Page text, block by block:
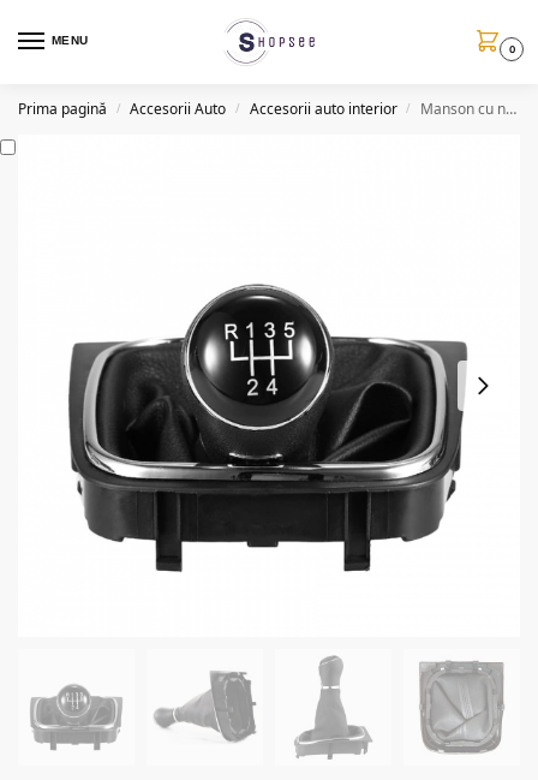
MENU
0
Prima pagină / Accesorii Auto / Accesorii auto interior / Manson cu nuca schimbator cu inel cromat VW Golf V, VI